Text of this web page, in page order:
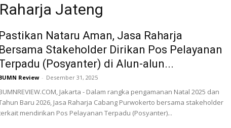
Jateng
Pastikan Nataru Aman, Jasa Raharja
Bersama Stakeholder Dirikan Pos Pelayanan
(Posyanter) di Alun-alun...
Review - Desember 31, 2025
Jakarta - Dalam rangka pengamanan Natal 2025 dan
Baru 2026, Jasa Raharja Cabang Purwokerto bersama stakeholder
mendirikan Pos Pelayanan Terpadu (Posyanter)...